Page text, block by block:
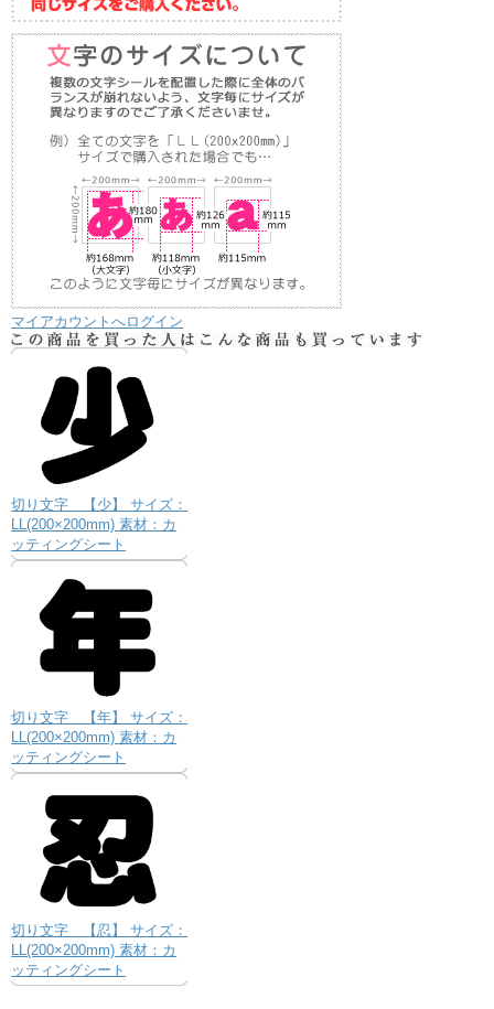
マイアカウントへログイン
切り文字 【少】 サイズ：
LL(200×200mm) 素材：カ
ッティングシート
切り文字 【年】 サイズ：
LL(200×200mm) 素材：カ
ッティングシート
切り文字 【忍】 サイズ：
LL(200×200mm) 素材：カ
ッティングシート